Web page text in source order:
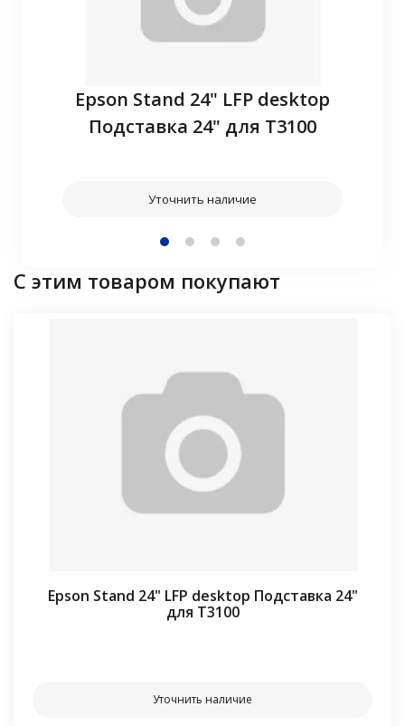
Epson Stand 24" LFP desktop
Подставка 24" для T3100
Уточнить наличие
С этим товаром покупают
Epson Stand 24" LFP desktop Подставка 24"
для T3100
Уточнить наличие